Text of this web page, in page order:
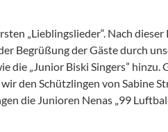
„Lieblingslieder“. Nach
Begrüßung der Gäste durch
die „Junior Biski Singers” hinzu.
den Schützlingen von Sabine
die Junioren Nenas „99